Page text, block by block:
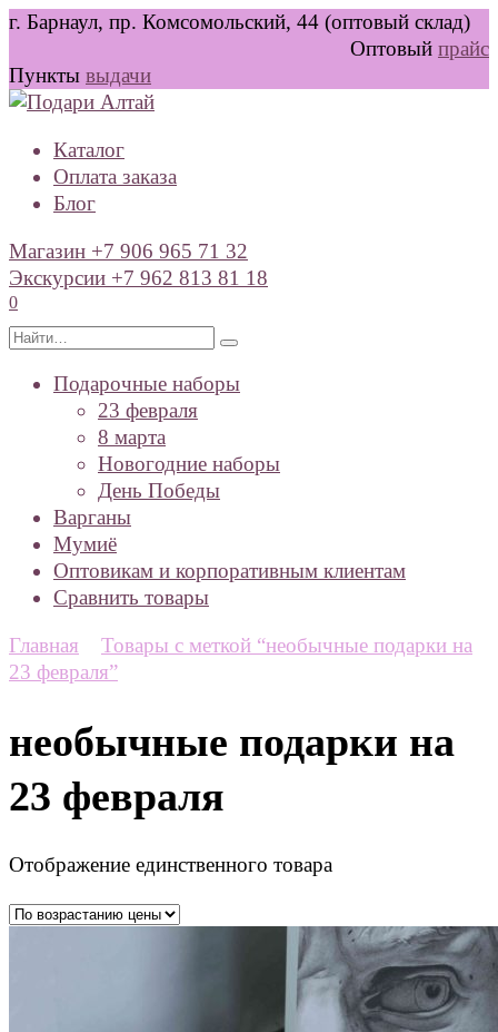
Перейти
содержанию
г. Барнаул, пр. Комсомольский, 44 (оптовый склад)
Оптовый прайс
Пункты выдачи
Каталог
Оплата заказа
Блог
Магазин +7 906 965 71 32
Экскурсии +7 962 813 81 18
0
Search
Подарочные наборы
23 февраля
8 марта
Новогодние наборы
День Победы
Варганы
Мумиё
Оптовикам и корпоративным клиентам
Сравнить товары
Главная
Товары с меткой “необычные подарки на
23 февраля”
необычные подарки на
23 февраля
Отображение единственного товара